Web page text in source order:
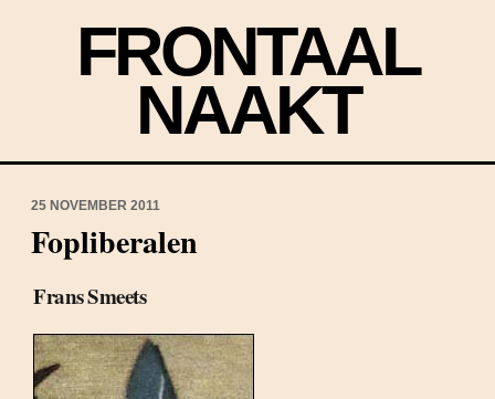
FRONTAAL
NAAKT
25 NOVEMBER 2011
Fopliberalen
Frans Smeets